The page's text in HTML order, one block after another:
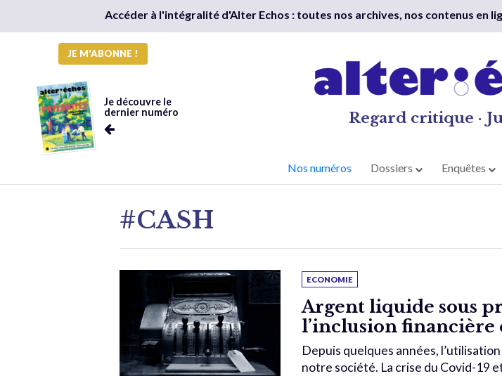
Accéder à l'intégralité d'Alter Echos : toutes nos archives, nos contenus en
JE M'ABONNE !
Je découvre le
dernier numéro
Regard critique ·
Nos numéros Dossiers Enquêtes
#CASH
ECONOMIE
Argent liquide sous
l’inclusion financière
Depuis quelques années,
notre société. La crise du Covid-19